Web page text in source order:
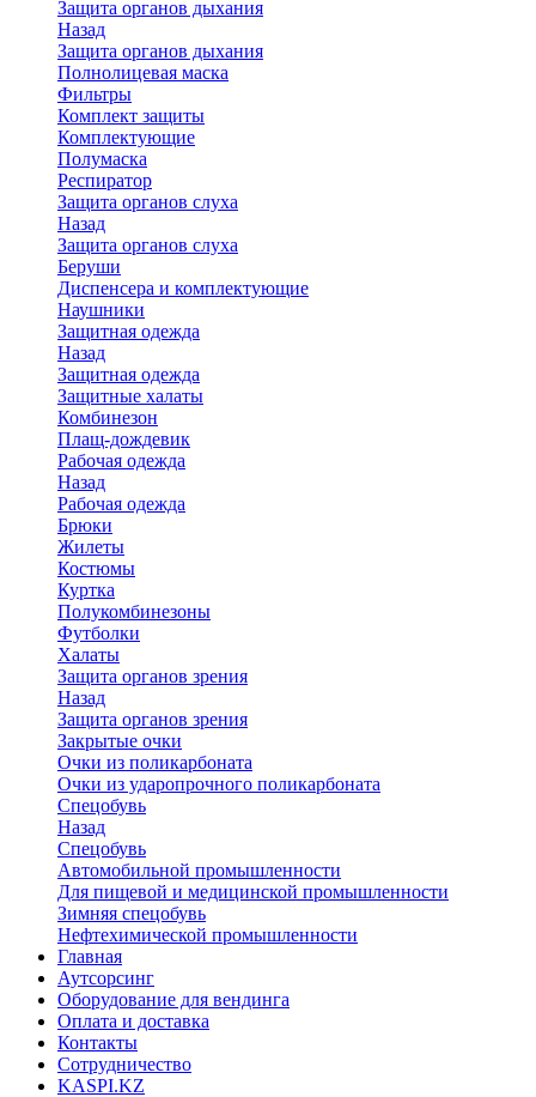
Защита органов дыхания
Назад
Защита органов дыхания
Полнолицевая маска
Фильтры
Комплект защиты
Комплектующие
Полумаска
Респиратор
Защита органов слуха
Назад
Защита органов слуха
Беруши
Диспенсера и комплектующие
Наушники
Защитная одежда
Назад
Защитная одежда
Защитные халаты
Комбинезон
Плащ-дождевик
Рабочая одежда
Назад
Рабочая одежда
Брюки
Жилеты
Костюмы
Куртка
Полукомбинезоны
Футболки
Халаты
Защита органов зрения
Назад
Защита органов зрения
Закрытые очки
Очки из поликарбоната
Очки из ударопрочного поликарбоната
Спецобувь
Назад
Спецобувь
Автомобильной промышленности
Для пищевой и медицинской промышленности
Зимняя спецобувь
Нефтехимической промышленности
Главная
Аутсорсинг
Оборудование для вендинга
Оплата и доставка
Контакты
Сотрудничество
KASPI.KZ